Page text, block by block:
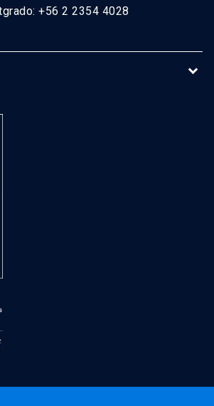
+56 2 2354 4028